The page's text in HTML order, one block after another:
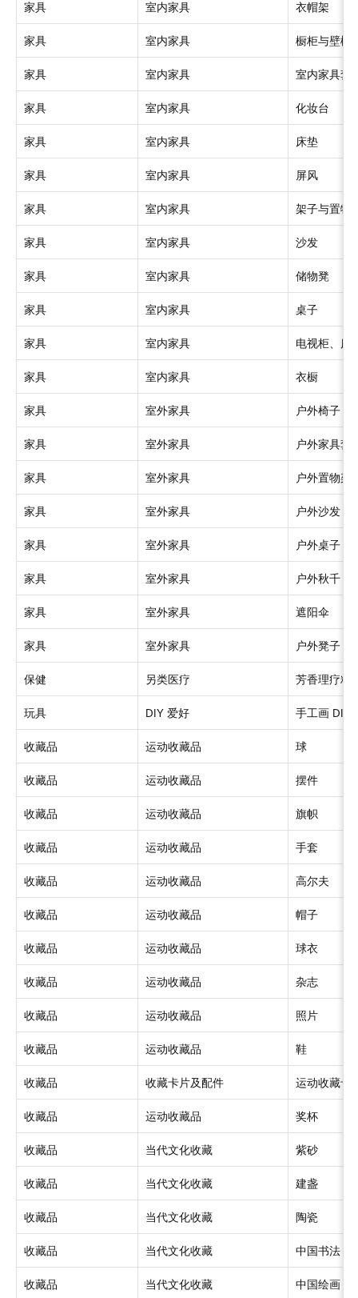
家具 室内家具 衣帽架
家具 室内家具 橱柜与壁橱
家具 室内家具 室内家具套
家具 室内家具 化妆台
家具 室内家具 床垫
家具 室内家具 屏风
家具 室内家具 架子与置物
家具 室内家具 沙发
家具 室内家具 储物凳
家具 室内家具 桌子
家具 室内家具 电视柜、床
家具 室内家具 衣橱
家具 室外家具 户外椅子
家具 室外家具 户外家具套
家具 室外家具 户外置物架
家具 室外家具 户外沙发
家具 室外家具 户外桌子
家具 室外家具 户外秋千
家具 室外家具 遮阳伞
家具 室外家具 户外凳子
保健 另类医疗 芳香理疗精
玩具 DIY 爱好 手工画 DIY
收藏品 运动收藏品 球
收藏品 运动收藏品 摆件
收藏品 运动收藏品 旗帜
收藏品 运动收藏品 手套
收藏品 运动收藏品 高尔夫
收藏品 运动收藏品 帽子
收藏品 运动收藏品 球衣
收藏品 运动收藏品 杂志
收藏品 运动收藏品 照片
收藏品 运动收藏品 鞋
收藏品 收藏卡片及配件 运动收藏卡
收藏品 运动收藏品 奖杯
收藏品 当代文化收藏 紫砂
收藏品 当代文化收藏 建盏
收藏品 当代文化收藏 陶瓷
收藏品 当代文化收藏 中国书法
收藏品 当代文化收藏 中国绘画